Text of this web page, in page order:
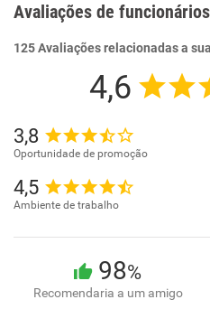
Avaliações de funcionários
125 Avaliações relacionadas a
4,6
3,8
Oportunidade de promoção
4,5
Ambiente de trabalho
98%
Recomendaria a um amigo